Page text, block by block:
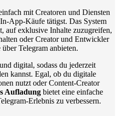
mit Creatoren und Diensten
App-Käufe tätigst. Das System
auf exklusive Inhalte zuzugreifen,
oder Creator und Entwickler
Telegram anbieten.
digital, sodass du jederzeit
kannst. Egal, ob du digitale
nutzt oder Content-Creator
Aufladung bietet eine einfache
Erlebnis zu verbessern.